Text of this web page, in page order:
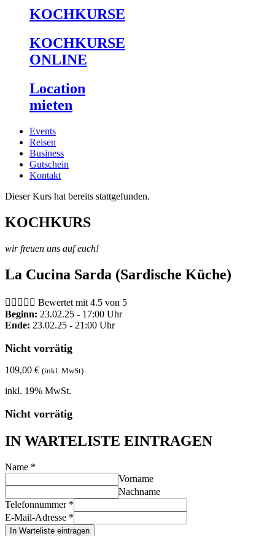
KOCHKURSE
KOCHKURSE
ONLINE
Location
mieten
Events
Reisen
Business
Gutschein
Kontakt
Dieser Kurs hat bereits stattgefunden.
KOCHKURS
wir freuen uns auf euch!
La Cucina Sarda (Sardische Küche)
     Bewertet mit 4.5 von 5
Beginn: 23.02.25 - 17:00 Uhr
Ende: 23.02.25 - 21:00 Uhr
Nicht vorrätig
109,00 € (inkl. MwSt)
inkl. 19% MwSt.
Nicht vorrätig
IN WARTELISTE EINTRAGEN
Name *
Vorname
Nachname
Telefonnummer *
E-Mail-Adresse *
In Warteliste eintragen